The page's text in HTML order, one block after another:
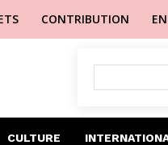
CONTRIBUTION
CULTURE